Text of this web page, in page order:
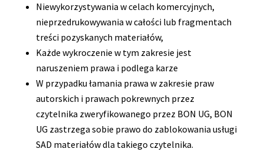
Niewykorzystywania w celach komercyjnych,
nieprzedrukowywania w całości lub fragmentach
treści pozyskanych materiałów,
Każde wykroczenie w tym zakresie jest
naruszeniem prawa i podlega karze
W przypadku łamania prawa w zakresie praw
autorskich i prawach pokrewnych przez
czytelnika zweryfikowanego przez BON UG, BON
UG zastrzega sobie prawo do zablokowania usługi
SAD materiałów dla takiego czytelnika.